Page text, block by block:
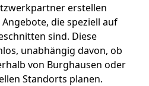
erstellen
die speziell auf
sind. Diese
unabhängig davon, ob
von Burghausen oder
Standorts planen.